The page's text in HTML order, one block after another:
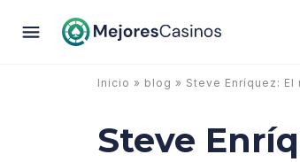
Inicio » blog » Steve Enríquez:
Steve